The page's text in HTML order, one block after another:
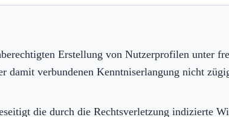
Erstellung von Nutzerprofilen unter
damit verbundenen Kenntniserlangung nicht
die durch die Rechtsverletzung indizierte